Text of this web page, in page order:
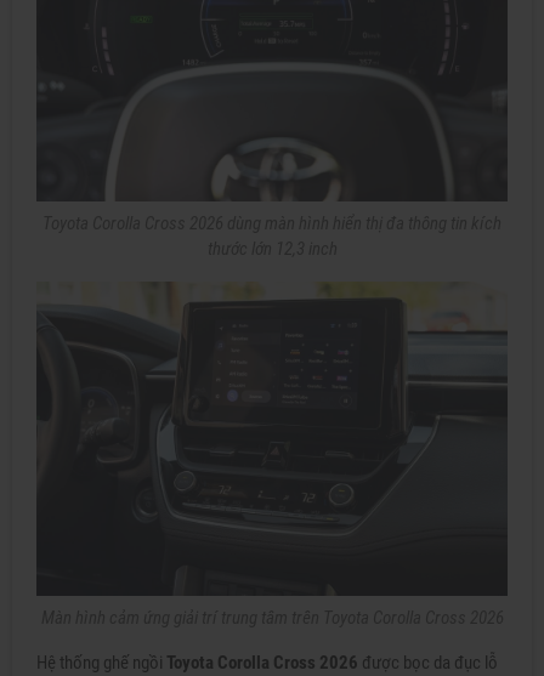
Hệ thống ghế ngồi Toyota Corolla Cross 2026 được bọc da đục lỗ